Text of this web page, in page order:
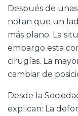
Después de
notan que un
más plano. La
embargo esta
cirugías. La
cambiar de
Desde la
explican: La